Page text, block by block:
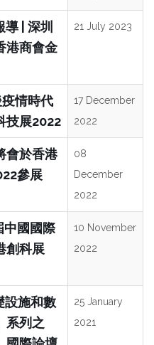
導 | 深圳
港商會金
21 July 2023
疫情時代
技展2022
17 December
2022
會於香港
參展
08
December
2022
中國國際
創科展
10 November
2022
設施和數
系列之
25 January
2021